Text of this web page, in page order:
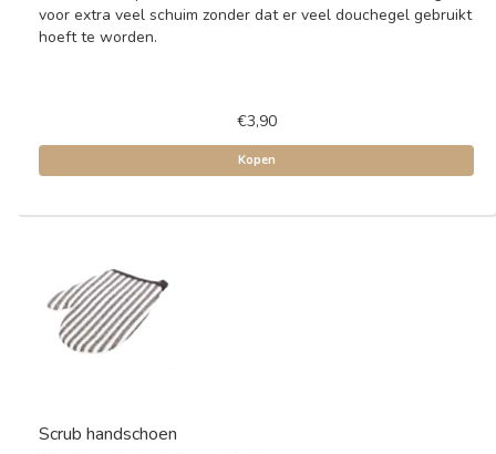
voor extra veel schuim zonder dat er veel douchegel gebruikt
hoeft te worden.
€3,90
Kopen
Scrub handschoen